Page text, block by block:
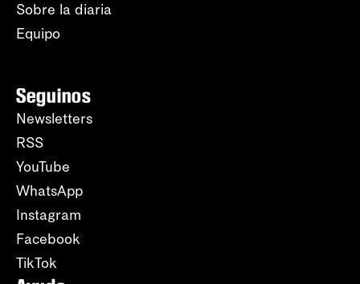
Sobre la diaria
Equipo
Seguinos
Newsletters
RSS
YouTube
WhatsApp
Instagram
Facebook
TikTok